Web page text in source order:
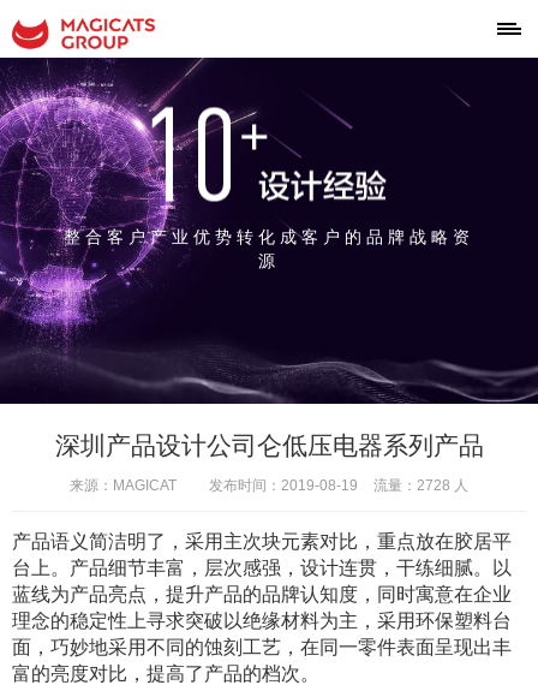
整合客户产业优势转化成客户的品牌战略资
源
深圳产品设计公司仑低压电器系列产品
来源：MAGICAT 发布时间：2019-08-19 流量：2728 人
产品语义简洁明了，采用主次块元素对比，重点放在胶居平
台上。产品细节丰富，层次感强，设计连贯，干练细腻。以
蓝线为产品亮点，提升产品的品牌认知度，同时寓意在企业
理念的稳定性上寻求突破 以绝缘材料为主，采用环保塑料台
面，巧妙地采用不同的蚀刻工艺，在同一零件表面呈现出丰
富的亮度对比，提高了产品的档次。